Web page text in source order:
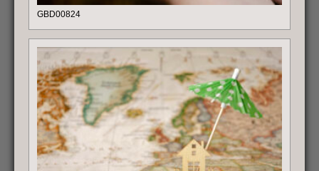
GBD00824